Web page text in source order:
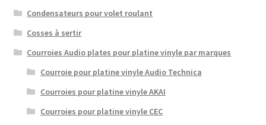
Condensateurs pour volet roulant
Cosses à sertir
Courroies Audio plates pour platine vinyle par marques
Courroie pour platine vinyle Audio Technica
Courroies pour platine vinyle AKAI
Courroies pour platine vinyle CEC